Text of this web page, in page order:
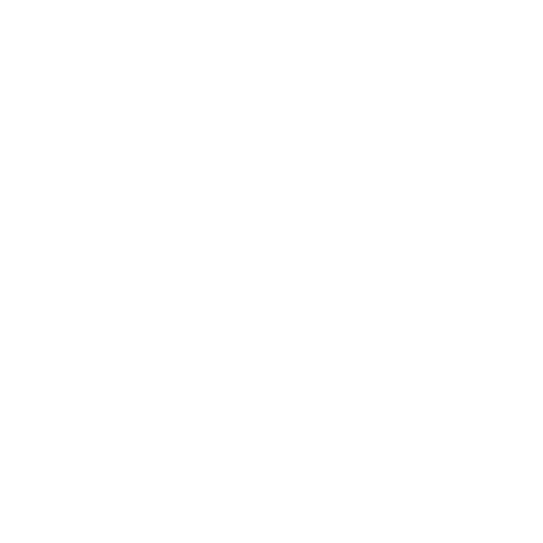
Der Betrag, den Sie benötigen, um die